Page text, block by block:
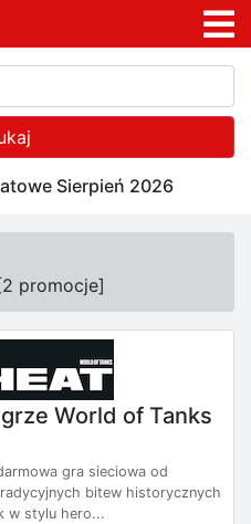
Sierpień 2026
[2 promocje]
World of Tanks
gra sieciowa od
bitew historycznych
w stylu hero...